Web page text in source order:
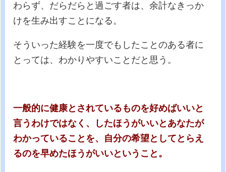
わらず、だらだらと過ごす者は、余計なきっか
けを生み出すことになる。
そういった経験を一度でもしたことのある者に
とっては、わかりやすいことだと思う。
一般的に健康とされているものを好めばいいと
言うわけではなく、したほうがいいとあなたが
わかっていることを、自分の希望としてとらえ
るのを早めたほうがいいということ。